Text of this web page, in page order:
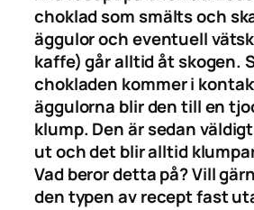
choklad som smälts och
äggulor och eventuell
kaffe) går alltid åt skogen.
chokladen kommer i
äggulorna blir den till en
klump. Den är sedan
ut och det blir alltid
Vad beror detta på? Vill
den typen av recept fast